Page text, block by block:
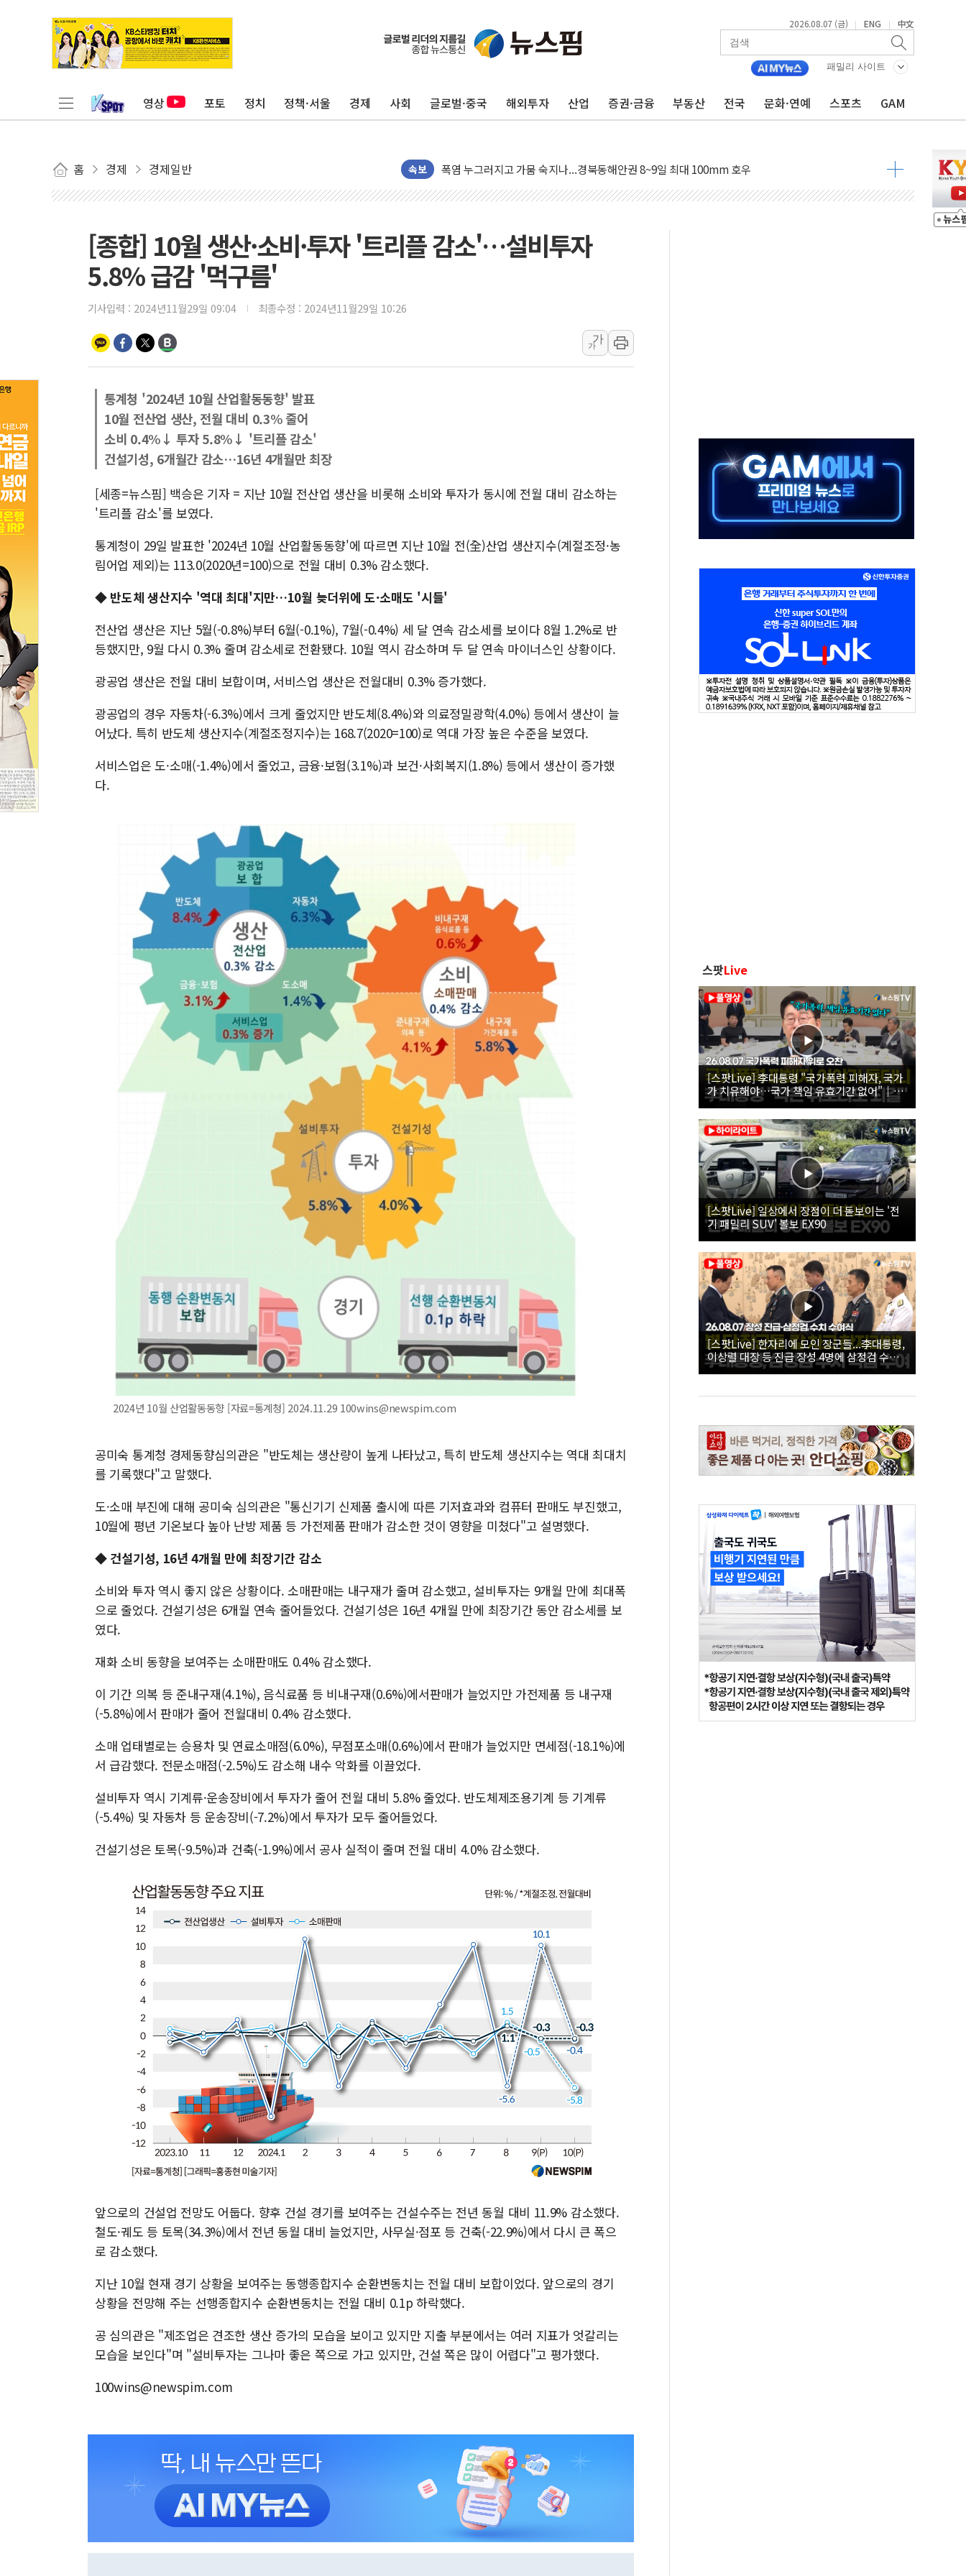
2026.08.07 (금) | ENG | 中文
패밀리 사이트
영상 포토 정치 정책·서울 경제 사회 글로벌·중국 해외투자 산업 증권·금융 부동산 전국 문화·연예 스포츠 GAM
홈 경제 경제일반 속보
[사진] 빈살만과 에르도안의 만남
이란와이어 "이란 최고지도자 위독…곧 사망해도 놀랍지 않아"
[인도증시] 중동 불안 속 유가 상승에 소폭 하락...금융주 낙폭 커
황희 '폐버스 청년주택' SNS 글 역풍에 "정부정책 아냐" 해명
사우디·튀르키예·파키스탄, '공동방위협정' 체결… 수니파 국가들의 새 안보 협력 구도
신길동 신축도 3.3㎡당 7250만원…써밋 클라비온 59㎡ 18억원대
[AI 부동산 투데이] 특공 전략도 '극과 극'…생애최초만 경쟁 치열
[코인시황] 비트코인 6만4000달러대 횡보…고래·ETF 매수에도 고유가·금리·입법 지연 '삼중 부담'
42.5도 역대급 폭염…동물들도 특별식으로 여름나기 [뉴스핌 줌인]
경찰, 9월부터 '가족 사건' 못 맡는다…상피제 실시
"文정부 악몽 재현 안돼"...李 부동산 세제안에 與 내부서 '총선·대선 직격탄' 우려
[종합] 10월 생산·소비·투자 '트리플 감소'…설비투자
5.8% 급감 '먹구름'
기사입력 : 2024년11월29일 09:04 최종수정 : 2024년11월29일 10:26
가
가
통계청 '2024년 10월 산업활동동향' 발표
10월 전산업 생산, 전월 대비 0.3% 줄어
소비 0.4%↓ 투자 5.8%↓ '트리플 감소'
건설기성, 6개월간 감소…16년 4개월만 최장
[세종=뉴스핌] 백승은 기자 = 지난 10월 전산업 생산을 비롯해 소비와 투자가 동시에 전월 대비 감소하는
'트리플 감소'를 보였다.
통계청이 29일 발표한 '2024년 10월 산업활동동향'에 따르면 지난 10월 전(全)산업 생산지수(계절조정·농
림어업 제외)는 113.0(2020년=100)으로 전월 대비 0.3% 감소했다.
◆ 반도체 생산지수 '역대 최대'지만…10월 늦더위에 도·소매도 '시들'
전산업 생산은 지난 5월(-0.8%)부터 6월(-0.1%), 7월(-0.4%) 세 달 연속 감소세를 보이다 8월 1.2%로 반
등했지만, 9월 다시 0.3% 줄며 감소세로 전환됐다. 10월 역시 감소하며 두 달 연속 마이너스인 상황이다.
광공업 생산은 전월 대비 보합이며, 서비스업 생산은 전월대비 0.3% 증가했다.
광공업의 경우 자동차(-6.3%)에서 크게 줄었지만 반도체(8.4%)와 의료정밀광학(4.0%) 등에서 생산이 늘
어났다. 특히 반도체 생산지수(계절조정지수)는 168.7(2020=100)로 역대 가장 높은 수준을 보였다.
서비스업은 도·소매(-1.4%)에서 줄었고, 금융·보험(3.1%)과 보건·사회복지(1.8%) 등에서 생산이 증가했
다.
2024년 10월 산업활동동향 [자료=통계청] 2024.11.29 100wins@newspim.com
공미숙 통계청 경제동향심의관은 "반도체는 생산량이 높게 나타났고, 특히 반도체 생산지수는 역대 최대치
를 기록했다"고 말했다.
도·소매 부진에 대해 공미숙 심의관은 "통신기기 신제품 출시에 따른 기저효과와 컴퓨터 판매도 부진했고,
10월에 평년 기온보다 높아 난방 제품 등 가전제품 판매가 감소한 것이 영향을 미쳤다"고 설명했다.
◆ 건설기성, 16년 4개월 만에 최장기간 감소
소비와 투자 역시 좋지 않은 상황이다. 소매판매는 내구재가 줄며 감소했고, 설비투자는 9개월 만에 최대폭
으로 줄었다. 건설기성은 6개월 연속 줄어들었다. 건설기성은 16년 4개월 만에 최장기간 동안 감소세를 보
였다.
재화 소비 동향을 보여주는 소매판매도 0.4% 감소했다.
이 기간 의복 등 준내구재(4.1%), 음식료품 등 비내구재(0.6%)에서판매가 늘었지만 가전제품 등 내구재
(-5.8%)에서 판매가 줄어 전월대비 0.4% 감소했다.
소매 업태별로는 승용차 및 연료소매점(6.0%), 무점포소매(0.6%)에서 판매가 늘었지만 면세점(-18.1%)에
서 급감했다. 전문소매점(-2.5%)도 감소해 내수 악화를 이끌었다.
설비투자 역시 기계류·운송장비에서 투자가 줄어 전월 대비 5.8% 줄었다. 반도체제조용기계 등 기계류
(-5.4%) 및 자동차 등 운송장비(-7.2%)에서 투자가 모두 줄어들었다.
건설기성은 토목(-9.5%)과 건축(-1.9%)에서 공사 실적이 줄며 전월 대비 4.0% 감소했다.
앞으로의 건설업 전망도 어둡다. 향후 건설 경기를 보여주는 건설수주는 전년 동월 대비 11.9% 감소했다.
철도·궤도 등 토목(34.3%)에서 전년 동월 대비 늘었지만, 사무실·점포 등 건축(-22.9%)에서 다시 큰 폭으
로 감소했다.
지난 10월 현재 경기 상황을 보여주는 동행종합지수 순환변동치는 전월 대비 보합이었다. 앞으로의 경기
상황을 전망해 주는 선행종합지수 순환변동치는 전월 대비 0.1p 하락했다.
공 심의관은 "제조업은 견조한 생산 증가의 모습을 보이고 있지만 지출 부분에서는 여러 지표가 엇갈리는
모습을 보인다"며 "설비투자는 그나마 좋은 쪽으로 가고 있지만, 건설 쪽은 많이 어렵다"고 평가했다.
100wins@newspim.com
스팟Live
[스팟Live] 李대통령 "국가폭력 피해자, 국가
가 치유해야…국가 책임 유효기간 없어"｜
26.08.07 국가폭력 피해자 위로 오찬
[스팟Live] 일상에서 장점이 더 돋보이는 '전
기 패밀리 SUV' 볼보 EX90
[스팟Live] 한자리에 모인 장군들...李대통령,
이상렬 대장 등 진급 장성 4명에 삼정검 수치
직접 수여｜26.08.07 장성 진급·삼정검 수치